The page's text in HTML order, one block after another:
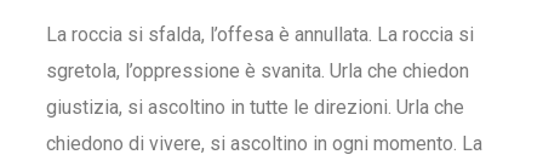
La roccia si sfalda, l’offesa è annullata. La roccia si
sgretola, l’oppressione è svanita. Urla che chiedon
giustizia, si ascoltino in tutte le direzioni. Urla che
chiedono di vivere, si ascoltino in ogni momento. La